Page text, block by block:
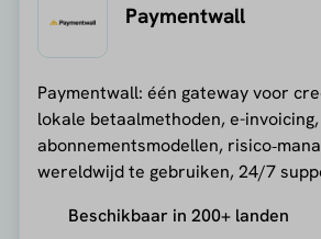
Paymentwall
Paymentwall: één gateway voor
lokale betaalmethoden, e-invoicing,
abonnementsmodellen,
wereldwijd te gebruiken, 24/7
Beschikbaar in 200+ landen